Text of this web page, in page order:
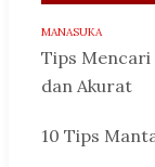
MANASUKA
Tips
dan Akurat
10 Tips